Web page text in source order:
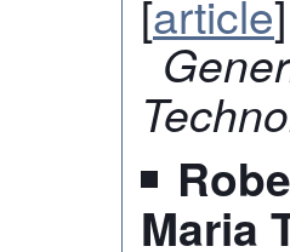
[article
Maria